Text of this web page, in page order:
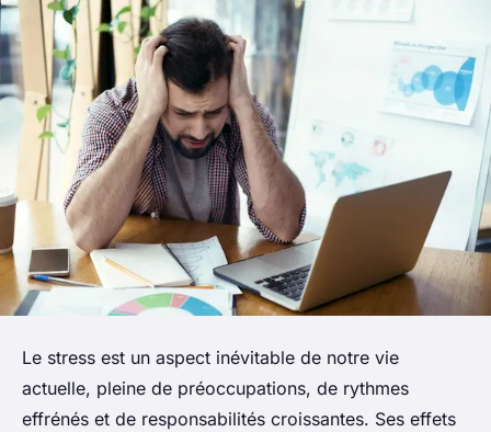
Le stress est un aspect inévitable de notre vie
actuelle, pleine de préoccupations, de rythmes
effrénés et de responsabilités croissantes. Ses effets